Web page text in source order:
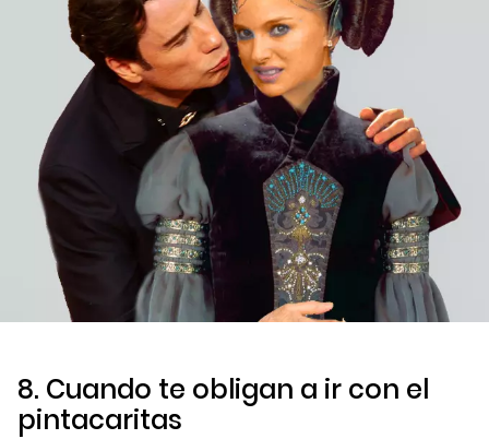
8. Cuando te obligan a ir con el
pintacaritas